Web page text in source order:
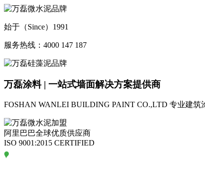
始于（Since）1991
服务热线：4000 147 187
万磊涂料 | 一站式墙面解决方案提供商
FOSHAN WANLEI BUILDING PAINT CO.,LTD 专业建筑
阿里巴巴全球优质供应商
ISO 9001:2015 CERTIFIED